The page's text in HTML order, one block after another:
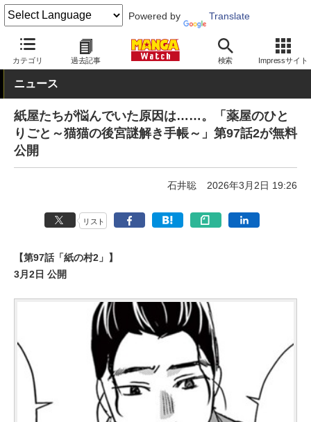
Powered by Translate
カテゴリ 過去記事 検索 Impressサイト
MANGA Watch Web/アプリ サンデーうぇぶり
ニュース
紙屋たちが悩んでいた原因は……。「薬屋のひと
りごと～猫猫の後宮謎解き手帳～」第97話2が無料
公開
石井聡 2026年3月2日 19:26
リスト
【第97話「紙の村2」】
3月2日 公開